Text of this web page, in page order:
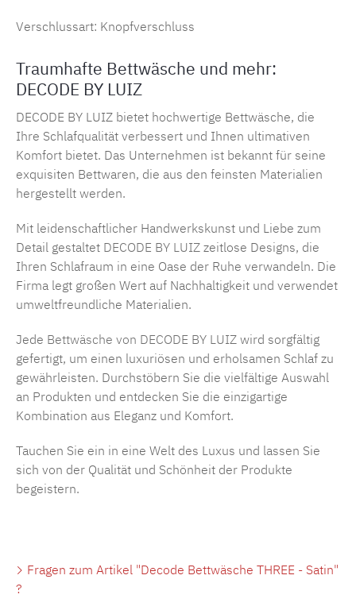
Verschlussart: Knopfverschluss
Traumhafte Bettwäsche und mehr:
DECODE BY LUIZ
DECODE BY LUIZ bietet hochwertige Bettwäsche, die
Ihre Schlafqualität verbessert und Ihnen ultimativen
Komfort bietet. Das Unternehmen ist bekannt für seine
exquisiten Bettwaren, die aus den feinsten Materialien
hergestellt werden.
Mit leidenschaftlicher Handwerkskunst und Liebe zum
Detail gestaltet DECODE BY LUIZ zeitlose Designs, die
Ihren Schlafraum in eine Oase der Ruhe verwandeln. Die
Firma legt großen Wert auf Nachhaltigkeit und verwendet
umweltfreundliche Materialien.
Jede Bettwäsche von DECODE BY LUIZ wird sorgfältig
gefertigt, um einen luxuriösen und erholsamen Schlaf zu
gewährleisten. Durchstöbern Sie die vielfältige Auswahl
an Produkten und entdecken Sie die einzigartige
Kombination aus Eleganz und Komfort.
Tauchen Sie ein in eine Welt des Luxus und lassen Sie
sich von der Qualität und Schönheit der Produkte
begeistern.
Fragen zum Artikel "Decode Bettwäsche THREE - Satin"
?